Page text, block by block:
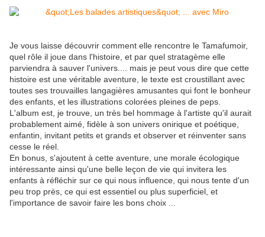
Je vous laisse découvrir comment elle rencontre le Tamafumoir,
quel rôle il joue dans l'histoire, et par quel stratagème elle
parviendra à sauver l'univers.... mais je peut vous dire que cette
histoire est une véritable aventure, le texte est croustillant avec
toutes ses trouvailles langagières amusantes qui font le bonheur
des enfants, et les illustrations colorées pleines de peps.
L'album est, je trouve, un très bel hommage à l'artiste qu'il aurait
probablement aimé, fidèle à son univers onirique et poétique,
enfantin, invitant petits et grands et observer et réinventer sans
cesse le réel.
En bonus, s'ajoutent à cette aventure, une morale écologique
intéressante ainsi qu'une belle leçon de vie qui invitera les
enfants à réfléchir sur ce qui nous influence, qui nous tente d'un
peu trop près, ce qui est essentiel ou plus superficiel, et
l'importance de savoir faire les bons choix ...